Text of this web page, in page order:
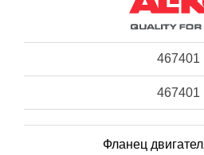
467401
467401
Фланец